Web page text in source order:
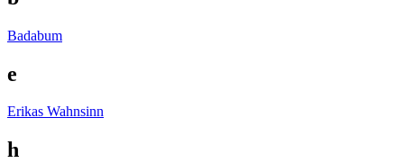
Badabum
e
Erikas Wahnsinn
h